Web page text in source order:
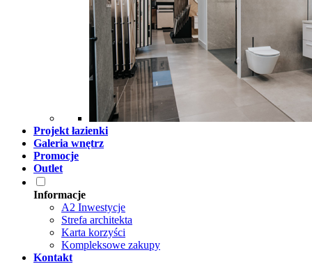
Projekt łazienki
Galeria wnętrz
Promocje
Outlet
Informacje
A2 Inwestycje
Strefa architekta
Karta korzyści
Kompleksowe zakupy
Kontakt